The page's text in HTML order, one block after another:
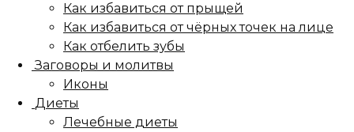
Как избавиться от прыщей
Как избавиться от чёрных точек на лице
Как отбелить зубы
Заговоры и молитвы
Иконы
Диеты
Лечебные диеты